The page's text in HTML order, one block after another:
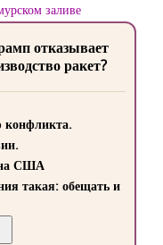
заливе
отказывает
ракет?
конфликта.
на США
такая: обещать и